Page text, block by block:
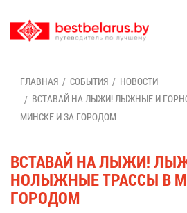
ГЛАВ­НАЯ СО­БЫ­ТИЯ
НО­ВО­СТИ
ВСТА­ВАЙ НА ЛЫ­ЖИ! ЛЫЖ­НЫЕ И
МИН­СКЕ И ЗА ГО­РО­ДОМ
ВСТА­ВАЙ НА ЛЫ­ЖИ!
НО­ЛЫЖ­НЫЕ ТРАС­СЫ В
ГО­РО­ДОМ